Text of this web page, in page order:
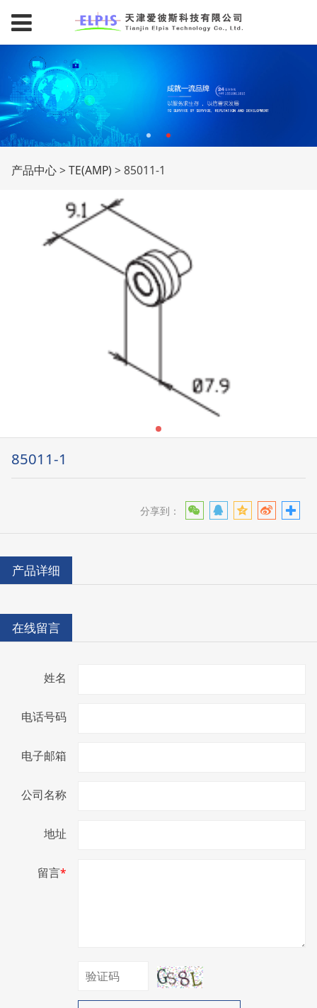
85011-1
产品中心>TE(AMP) >85011-1
85011-1
分享到：
产品详细
在线留言
姓名
电话号码
电子邮箱
公司名称
地址
留言*